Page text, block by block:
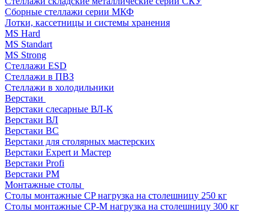
Сборные стеллажи серии МКФ
Лотки, кассетницы и системы хранения
MS Hard
MS Standart
MS Strong
Стеллажи ESD
Стеллажи в ПВЗ
Стеллажи в холодильники
Верстаки
Верстаки слесарные ВЛ-К
Верстаки ВЛ
Верстаки ВС
Верстаки для столярных мастерских
Верстаки Expert и Мастер
Верстаки Profi
Верстаки РМ
Монтажные столы
Столы монтажные СP нагрузка на столешницу 250 кг
Столы монтажные СР-М нагрузка на столешницу 300 кг